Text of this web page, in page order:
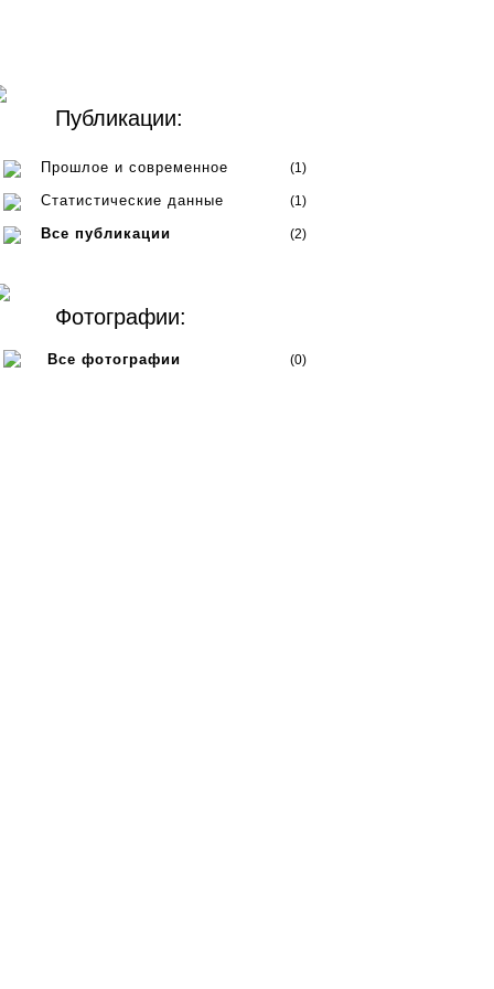
Публикации:
Прошлое и современное (1)
Статистические данные (1)
Все публикации (2)
Фотографии:
Все фотографии (0)